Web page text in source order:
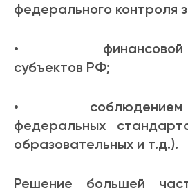
федерального контроля
• финансовой
субъектов РФ;
• соблюдением
федеральных
образовательных и т.д.).
Решение большей